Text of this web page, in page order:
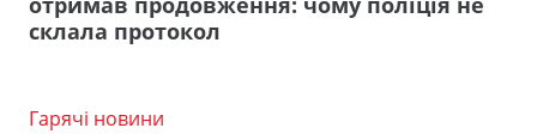
склала протокол
Гарячі новини